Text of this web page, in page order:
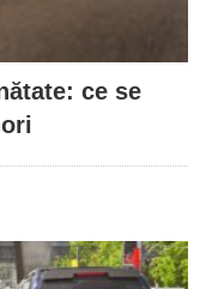
ce se